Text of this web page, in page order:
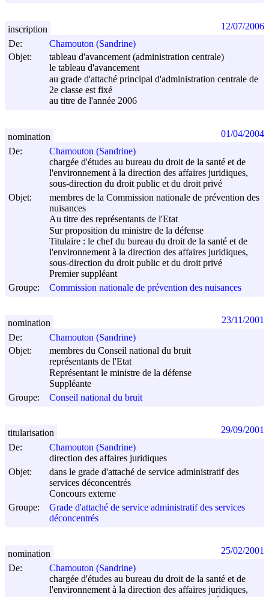
De:
Chamouton (Sandrine)
Objet:
tableau d'avancement (administration centrale)
le tableau d'avancement
au grade d'attaché principal d'administration centrale de
2e classe est fixé
au titre de l'année 2006
inscription 12/07/2006
De:
Chamouton (Sandrine)
chargée d'études au bureau du droit de la santé et de
l'environnement à la direction des affaires juridiques,
sous-direction du droit public et du droit privé
Objet:
membres de la Commission nationale de prévention des
nuisances
Au titre des représentants de l'Etat
Sur proposition du ministre de la défense
Titulaire : le chef du bureau du droit de la santé et de
l'environnement à la direction des affaires juridiques,
sous-direction du droit public et du droit privé
Premier suppléant
Groupe:
Commission nationale de prévention des nuisances
nomination 01/04/2004
De:
Chamouton (Sandrine)
Objet:
membres du Conseil national du bruit
représentants de l'Etat
Représentant le ministre de la défense
Suppléante
Groupe:
Conseil national du bruit
nomination 23/11/2001
De:
Chamouton (Sandrine)
direction des affaires juridiques
Objet:
dans le grade d'attaché de service administratif des
services déconcentrés
Concours externe
Groupe:
Grade d'attaché de service administratif des services
déconcentrés
titularisation 29/09/2001
De:
Chamouton (Sandrine)
chargée d'études au bureau du droit de la santé et de
l'environnement à la direction des affaires juridiques,
nomination 25/02/2001